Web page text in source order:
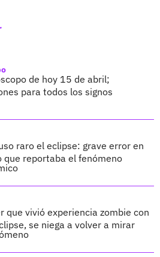
de hoy 15 de abril;
para todos los signos
raro el eclipse: grave error en
que reportaba el fenómeno
que vivió experiencia zombie con
se niega a volver a mirar